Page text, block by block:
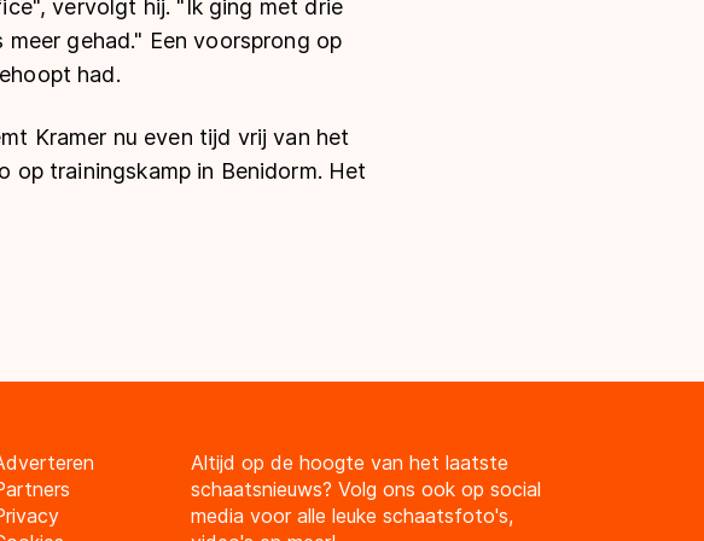
", vervolgt hij. "Ik ging met drie
gehad." Een voorsprong op
had.
Kramer nu even tijd vrij van het
op trainingskamp in Benidorm. Het
Altijd op de hoogte van het laatste
schaatsnieuws? Volg ons ook op social
media voor alle leuke schaatsfoto's,